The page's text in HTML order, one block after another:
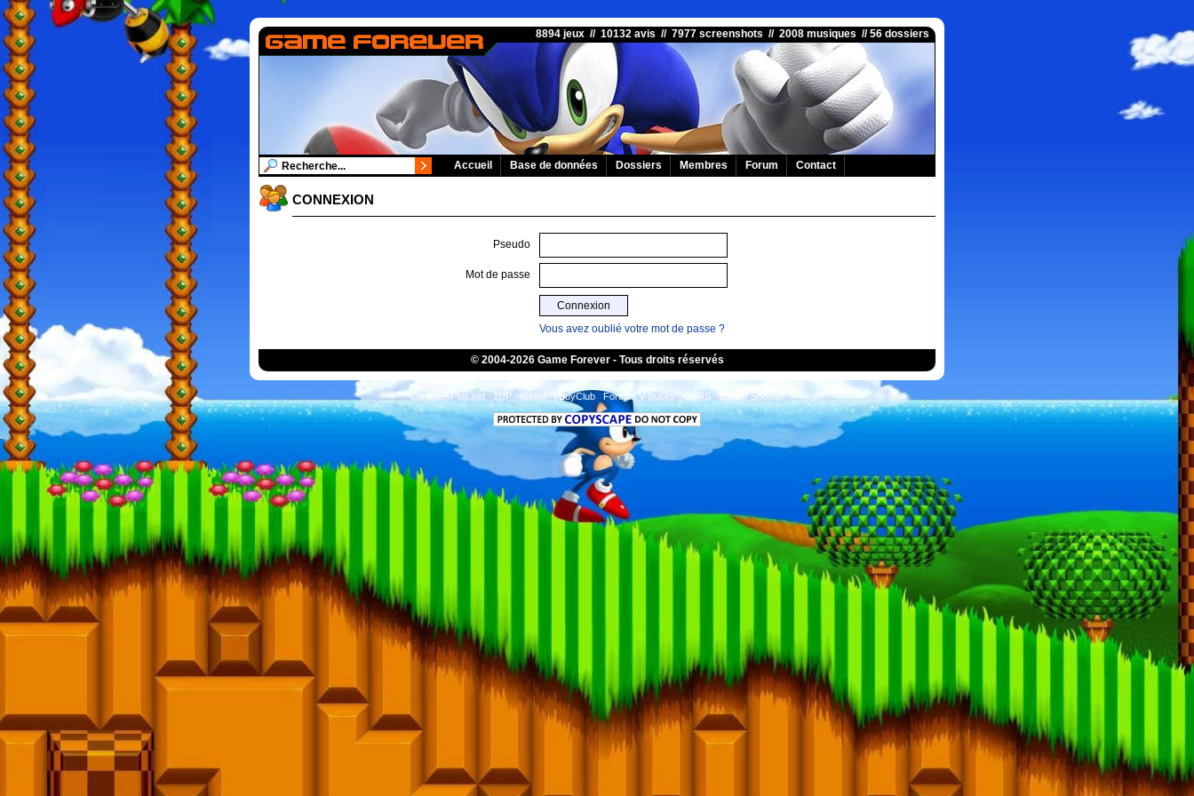
8894 jeux // 10132 avis // 7977 screenshots // 2008 musiques // 56 dossiers
Accueil Base de données Dossiers Membres Forum Contact
CONNEXION
Pseudo
Mot de passe
Vous avez oublié votre mot de passe ?
© 2004-2026 Game Forever - Tous droits réservés
ConsolesPlus.net 1UP iGraal eBuyClub Fortnite V-Bucks OSRS Bubble Shooter